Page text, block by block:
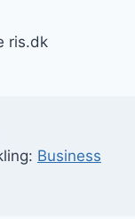
ris.dk
Business